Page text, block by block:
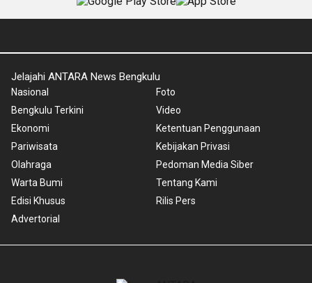
Jelajahi ANTARA News Bengkulu
Nasional
Bengkulu Terkini
Ekonomi
Pariwisata
Olahraga
Warta Bumi
Edisi Khusus
Advertorial
Foto
Video
Ketentuan Penggunaan
Kebijakan Privasi
Pedoman Media Siber
Tentang Kami
Rilis Pers